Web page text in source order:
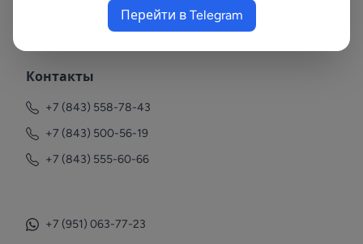
В республиках Татарстан и Марий Эл
Контакты
+7 (843) 558-78-43
+7 (843) 500-56-19
+7 (843) 555-60-66
+7 (951) 063-77-23
Перейти в Telegram